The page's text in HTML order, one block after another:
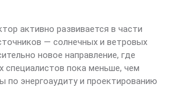
активно развивается в части
— солнечных и ветровых
новое направление, где
специалистов пока меньше, чем
по энергоаудиту и проектированию